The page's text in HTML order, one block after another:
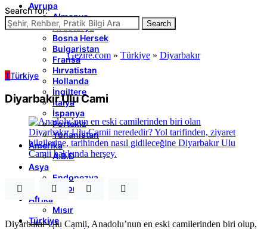
Avrupa
Almanya
Avusturya
Bosna Hersek
Bulgaristan
Fransa
Hırvatistan
Hollanda
İngiltere
İtalya
İspanya
Portekiz
Yunanistan
Amerika
A.B.D
Asya
Endonezya
Japonya
Afrika
Mısır
Türkiye
Search for:
Search
Gezire.com» Türkiye» Diyarbakır
TTürkiye
Diyarbakır Ulu Cami
Diyarbakır Ulu Camii, Anadolu’nun en eski camilerinden biri olup,